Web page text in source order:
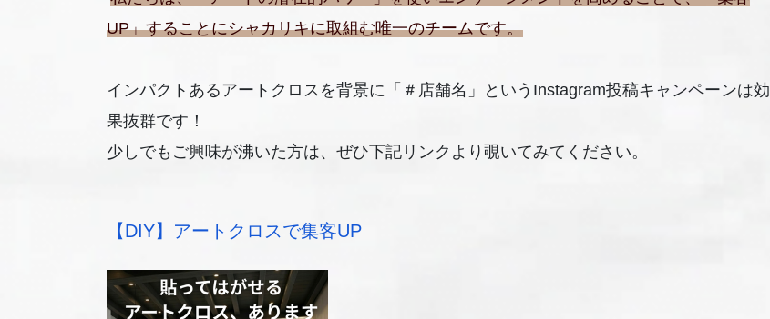
UP」することにシャカリキに取組む唯一のチームです。
インパクトあるアートクロスを背景に「＃店舗名」というInstagram投稿キャンペーンは効
果抜群です！
少しでもご興味が沸いた方は、ぜひ下記リンクより覗いてみてください。
【DIY】アートクロスで集客UP